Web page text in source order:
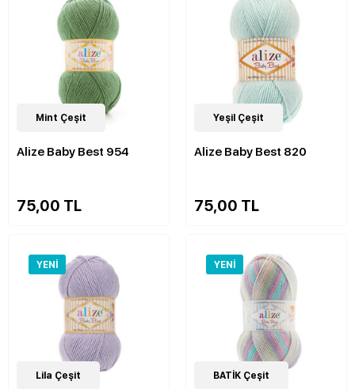
63Çeşit
Mint Çeşit
Alize Baby Best 954
75,00 TL
63Çeşit
Yeşil Çeşit
Alize Baby Best 820
75,00 TL
YENI
63Çeşit
Lila Çeşit
YENI
23Çeşit
BATİK Çeşit